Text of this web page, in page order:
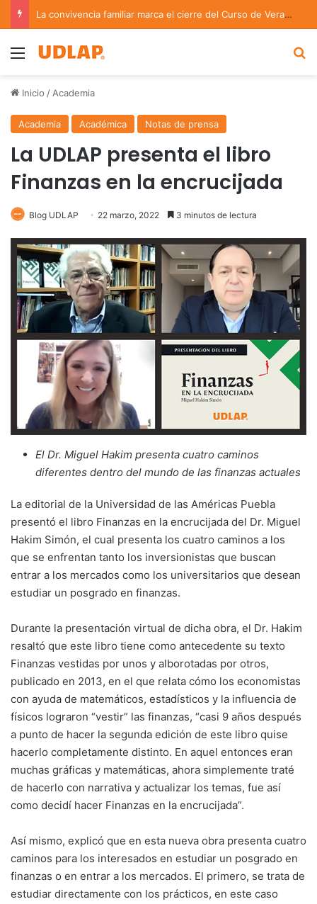
La convivencia familiar marca el cierre del Curso de Verano de Escuelas Aztecas
Menu
Inicio / Academia
Academia Académica Notas de prensa
La UDLAP presenta el libro
Finanzas en la encrucijada
Blog UDLAP 22 marzo, 2022 3 minutos de lectura
El Dr. Miguel Hakim presenta cuatro caminos
diferentes dentro del mundo de las finanzas actuales
La editorial de la Universidad de las Américas Puebla
presentó el libro Finanzas en la encrucijada del Dr. Miguel
Hakim Simón, el cual presenta los cuatro caminos a los
que se enfrentan tanto los inversionistas que buscan
entrar a los mercados como los universitarios que desean
estudiar un posgrado en finanzas.
Durante la presentación virtual de dicha obra, el Dr. Hakim
resaltó que este libro tiene como antecedente su texto
Finanzas vestidas por unos y alborotadas por otros,
publicado en 2013, en el que relata cómo los economistas
con ayuda de matemáticos, estadísticos y la influencia de
físicos lograron “vestir” las finanzas, “casi 9 años después
a punto de hacer la segunda edición de este libro quise
hacerlo completamente distinto. En aquel entonces eran
muchas gráficas y matemáticas, ahora simplemente traté
de hacerlo con narrativa y actualizar los temas, fue así
como decidí hacer Finanzas en la encrucijada”.
Así mismo, explicó que en esta nueva obra presenta cuatro
caminos para los interesados en estudiar un posgrado en
finanzas o en entrar a los mercados. El primero, se trata de
estudiar directamente con los prácticos, en este caso